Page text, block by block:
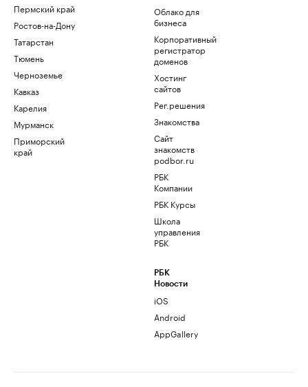
Пермский край
Ростов-на-Дону
Татарстан
Тюмень
Черноземье
Кавказ
Карелия
Мурманск
Приморский
край
Облако для
бизнеса
Корпоративный
регистратор
доменов
Хостинг
сайтов
Рег.решения
Знакомства
Сайт
знакомств
podbor.ru
РБК
Компании
РБК Курсы
Школа
управления
РБК
РБК
Новости
iOS
Android
AppGallery